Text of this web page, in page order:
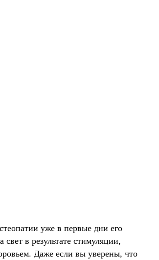
уже в первые дни его
в результате стимуляции,
Даже если вы уверены, что